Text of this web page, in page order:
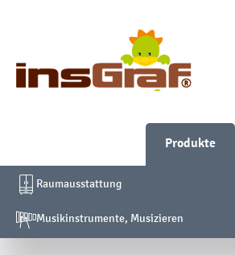
Produkte
Raumausstattung
Musikinstrumente, Musizieren